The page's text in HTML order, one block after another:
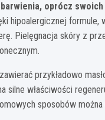
oprócz
hipoalergicznej formule,
Pielęgnacja skóry z
przykładowo
silne właściwości
sposobów